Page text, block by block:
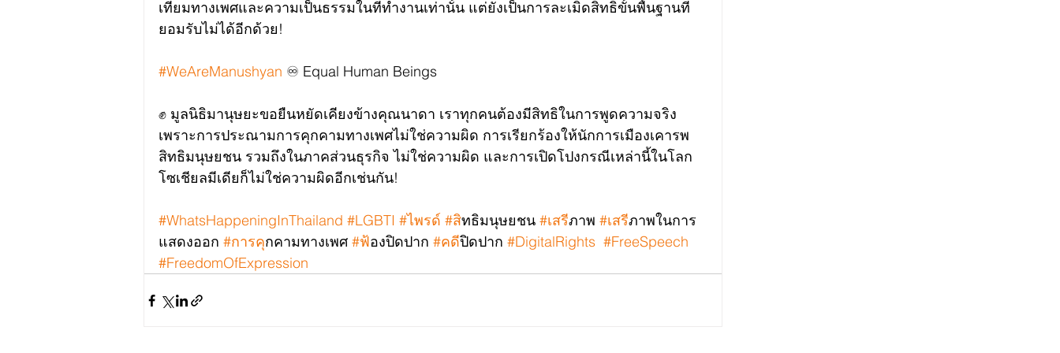
เทียมทางเพศและความเป็นธรรมในที่ทำงานเท่านั้น แต่ยังเป็นการละเมิดสิทธิขั้นพื้นฐานที่
ยอมรับไม่ได้อีกด้วย!
#WeAreManushyan ♾ Equal Human Beings
✊ มูลนิธิมานุษยะขอยืนหยัดเคียงข้างคุณนาดา เราทุกคนต้องมีสิทธิในการพูดความจริง
เพราะการประณามการคุกคามทางเพศไม่ใช่ความผิด การเรียกร้องให้นักการเมืองเคารพ
สิทธิมนุษยชน รวมถึงในภาคส่วนธุรกิจ ไม่ใช่ความผิด และการเปิดโปงกรณีเหล่านี้ในโลก
โซเชียลมีเดียก็ไม่ใช่ความผิดอีกเช่นกัน!
#WhatsHappeningInThailand #LGBTI #ไพรด #สิทธิมนุษยชน #เสรีภาพ #เสรีภาพในการ
แสดงออก #การคุกคามทางเพศ #ฟ้องปิดปาก #คดีปิดปาก #DigitalRights #FreeSpeech
#FreedomOfExpression